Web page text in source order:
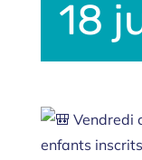
18
Vendredi
enfants